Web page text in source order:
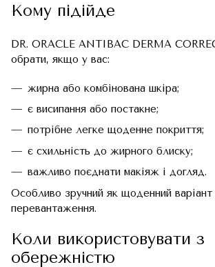
Кому підійде
DR. ORACLE ANTIBAC DERMA
обрати, якщо у вас:
жирна або комбінована шкіра;
є висипання або постакне;
потрібне легке щоденне покриття;
є схильність до жирного блиску;
важливо поєднати макіяж і догляд.
Особливо зручний як щоденний варіант
перевантаження.
Коли використовувати з
обережністю